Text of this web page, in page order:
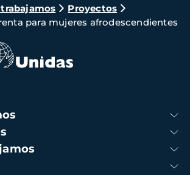
Proyectos
para mujeres afrodescendientes